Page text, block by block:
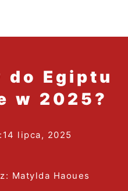
do Egiptu
w 2025?
14 lipca, 2025
Matylda Haoues